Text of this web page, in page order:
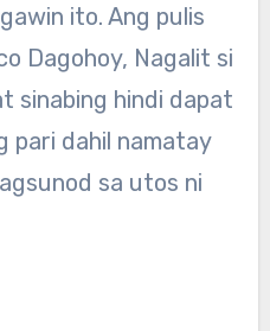
ito. Ang pulis
Dagohoy, Nagalit si
sinabing hindi dapat
pari dahil namatay
sa utos ni